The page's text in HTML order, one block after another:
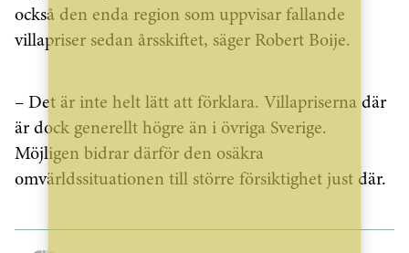
också den enda region som uppvisar fallande
villapriser sedan årsskiftet, säger Robert Boije.
– Det är inte helt lätt att förklara. Villapriserna där
är dock generellt högre än i övriga Sverige.
Möjligen bidrar därför den osäkra
omvärldssituationen till större försiktighet just där.